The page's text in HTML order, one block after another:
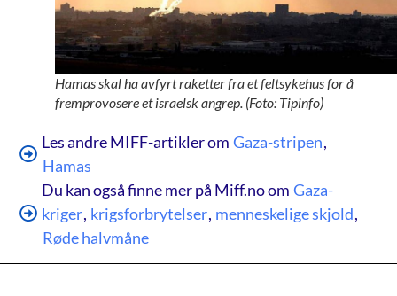
Hamas skal ha avfyrt raketter fra et feltsykehus for å
fremprovosere et israelsk angrep. (Foto: Tipinfo)
Les andre MIFF-artikler om Gaza-stripen,
Hamas
Du kan også finne mer på Miff.no om Gaza-
kriger, krigsforbrytelser, menneskelige skjold,
Røde halvmåne